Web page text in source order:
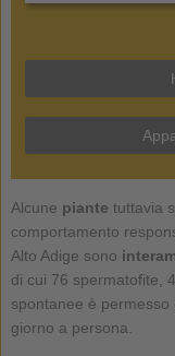
Alcune piante tuttavia
comportamento
Alto Adige sono
di cui 76 spermatofite,
spontanee è
giorno a persona.